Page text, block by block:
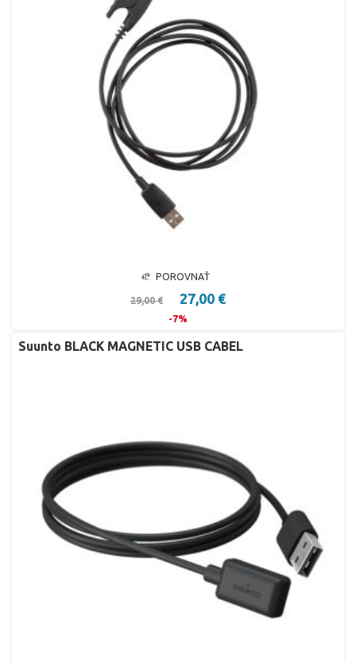
POROVNAŤ
29,00 € 27,00 €
-7%
Suunto BLACK MAGNETIC USB CABEL